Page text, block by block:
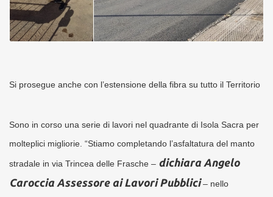
Si prosegue anche con l’estensione della fibra su tutto il Territorio
Sono in corso una serie di lavori nel quadrante di Isola Sacra per
molteplici migliorie. “Stiamo completando l’asfaltatura del manto
stradale in via Trincea delle Frasche – dichiara Angelo
Caroccia Assessore ai Lavori Pubblici – nello